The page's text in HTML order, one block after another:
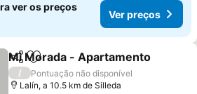
ver os preços
Ver preços
PartilharAdicionar aos favoritos
Mi Morada - Apartamento
/
Pontuação não disponível
Lalín, a 10.5 km de Silleda